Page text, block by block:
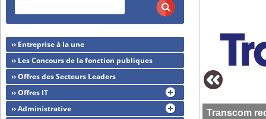
Transcom
›› Entreprise à la une
›› Les Concours de la fonction publiques
›› Offres des Secteurs Leaders
›› Offres IT
›› Administrative